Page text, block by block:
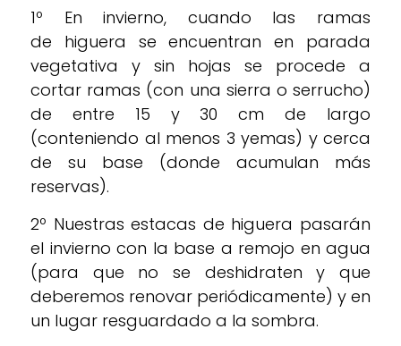
1º En invierno, cuando las ramas
de higuera se encuentran en parada
vegetativa y sin hojas se procede a
cortar ramas (con una sierra o serrucho)
de entre 15 y 30 cm de largo
(conteniendo al menos 3 yemas) y cerca
de su base (donde acumulan más
reservas).
2º Nuestras estacas de higuera pasarán
el invierno con la base a remojo en agua
(para que no se deshidraten y que
deberemos renovar periódicamente) y en
un lugar resguardado a la sombra.